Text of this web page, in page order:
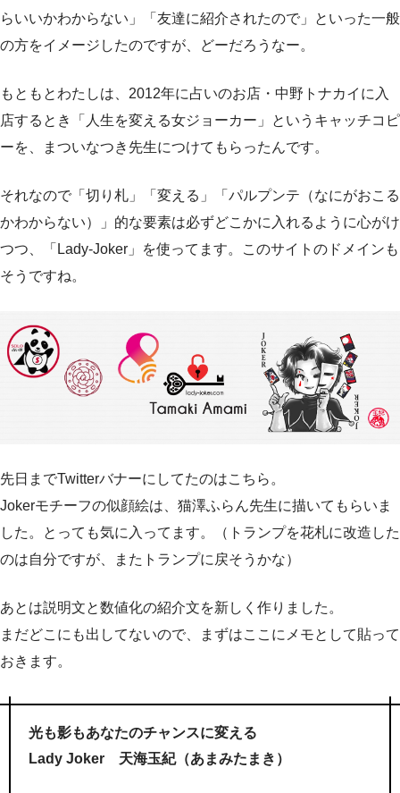
らいいかわからない」「友達に紹介されたので」といった一般
の方をイメージしたのですが、どーだろうなー。
もともとわたしは、2012年に占いのお店・中野トナカイに入
店するとき「人生を変える女ジョーカー」というキャッチコピ
ーを、まついなつき先生につけてもらったんです。
それなので「切り札」「変える」「パルプンテ（なにがおこる
かわからない）」的な要素は必ずどこかに入れるように心がけ
つつ、「Lady-Joker」を使ってます。このサイトのドメインも
そうですね。
先日までTwitterバナーにしてたのはこちら。
Jokerモチーフの似顔絵は、猫澤ふらん先生に描いてもらいま
した。とっても気に入ってます。（トランプを花札に改造した
のは自分ですが、またトランプに戻そうかな）
あとは説明文と数値化の紹介文を新しく作りました。
まだどこにも出してないので、まずはここにメモとして貼って
おきます。
光も影もあなたのチャンスに変える
Lady Joker 天海玉紀（あまみたまき）